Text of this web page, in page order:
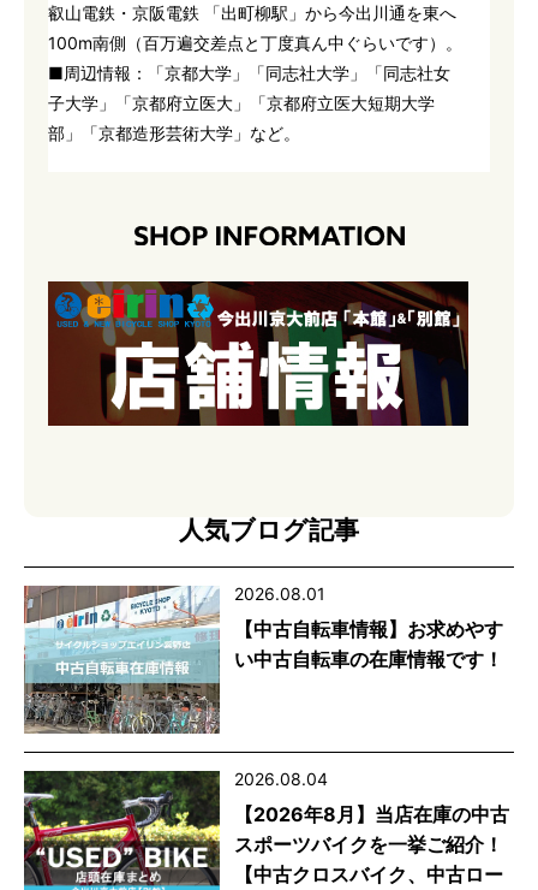
叡山電鉄・京阪電鉄 「出町柳駅」から今出川通を東へ
100m南側（百万遍交差点と丁度真ん中ぐらいです）。
■周辺情報：「京都大学」「同志社大学」「同志社女
子大学」「京都府立医大」「京都府立医大短期大学
部」「京都造形芸術大学」など。
人気ブログ記事
2026.08.01
【中古自転車情報】お求めやす
い中古自転車の在庫情報です！
2026.08.04
【2026年8月】当店在庫の中古
スポーツバイクを一挙ご紹介！
【中古クロスバイク、中古ロー